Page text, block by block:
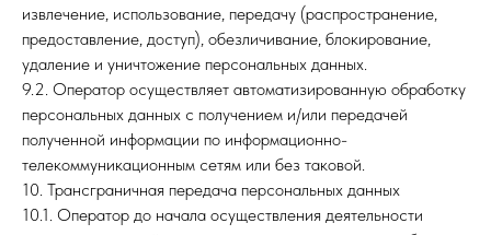
извлечение, использование, передачу (распространение,
предоставление, доступ), обезличивание, блокирование,
удаление и уничтожение персональных данных.
9.2. Оператор осуществляет автоматизированную обработку
персональных данных с получением и/или передачей
полученной информации по информационно-
телекоммуникационным сетям или без таковой.
10. Трансграничная передача персональных данных
10.1. Оператор до начала осуществления деятельности